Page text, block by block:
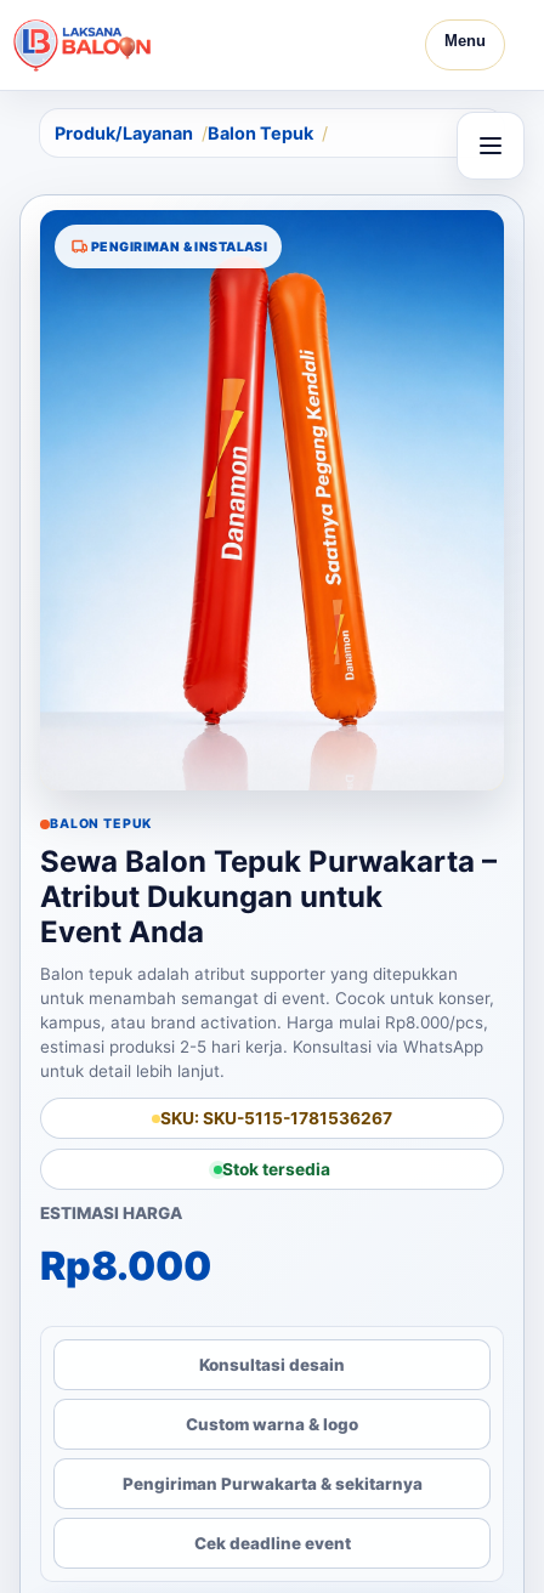
Menu
Produk/Layanan Balon Tepuk
PENGIRIMAN & INSTALASI
BALON TEPUK
Sewa Balon Tepuk Purwakarta –
Atribut Dukungan untuk
Event Anda
Balon tepuk adalah atribut supporter yang ditepukkan
untuk menambah semangat di event. Cocok untuk konser,
kampus, atau brand activation. Harga mulai Rp8.000/pcs,
estimasi produksi 2-5 hari kerja. Konsultasi via WhatsApp
untuk detail lebih lanjut.
SKU: SKU-5115-1781536267
Stok tersedia
ESTIMASI HARGA
Rp8.000
Konsultasi desain
Custom warna & logo
Pengiriman Purwakarta & sekitarnya
Cek deadline event